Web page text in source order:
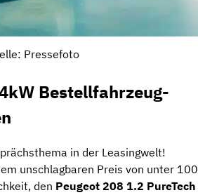
Pressefoto
Bestellfahrzeug-
in der Leasingwelt!
unschlagbaren Preis von unter 100
den Peugeot 208 1.2 PureTech